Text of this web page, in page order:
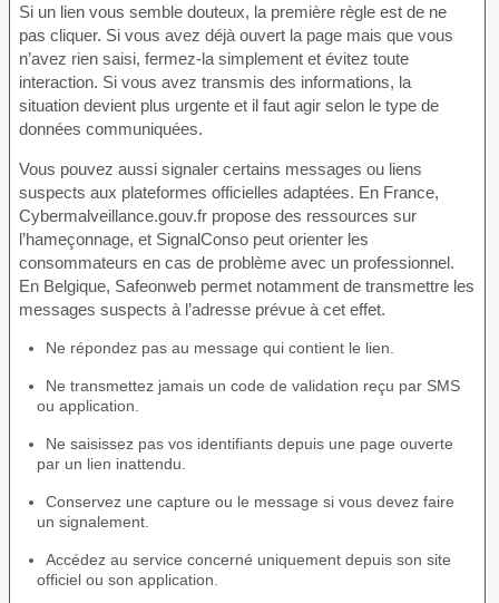
Si un lien vous semble douteux, la première règle est de ne
pas cliquer. Si vous avez déjà ouvert la page mais que vous
n’avez rien saisi, fermez-la simplement et évitez toute
interaction. Si vous avez transmis des informations, la
situation devient plus urgente et il faut agir selon le type de
données communiquées.
Vous pouvez aussi signaler certains messages ou liens
suspects aux plateformes officielles adaptées. En France,
Cybermalveillance.gouv.fr propose des ressources sur
l’hameçonnage, et SignalConso peut orienter les
consommateurs en cas de problème avec un professionnel.
En Belgique, Safeonweb permet notamment de transmettre les
messages suspects à l’adresse prévue à cet effet.
Ne répondez pas au message qui contient le lien.
Ne transmettez jamais un code de validation reçu par SMS
ou application.
Ne saisissez pas vos identifiants depuis une page ouverte
par un lien inattendu.
Conservez une capture ou le message si vous devez faire
un signalement.
Accédez au service concerné uniquement depuis son site
officiel ou son application.